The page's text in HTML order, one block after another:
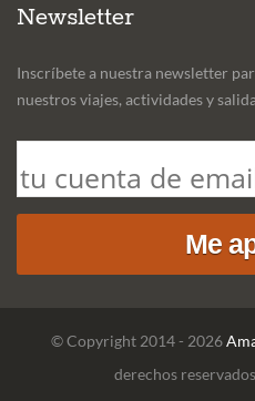
Newsletter
Inscríbete a nuestra newsletter
nuestros viajes, actividades y
© Copyright 2014 - 2026
derechos